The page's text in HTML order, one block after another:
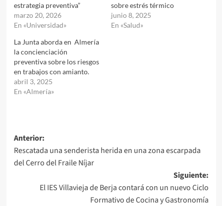
estrategia preventiva”
marzo 20, 2026
En «Universidad»
sobre estrés térmico
junio 8, 2025
En «Salud»
La Junta aborda en Almería
la concienciación
preventiva sobre los riesgos
en trabajos con amianto.
abril 3, 2025
En «Almería»
Navegación
de
entradas
Anterior:
Rescatada una senderista herida en una zona escarpada
del Cerro del Fraile Níjar
Siguiente:
El IES Villavieja de Berja contará con un nuevo Ciclo
Formativo de Cocina y Gastronomía